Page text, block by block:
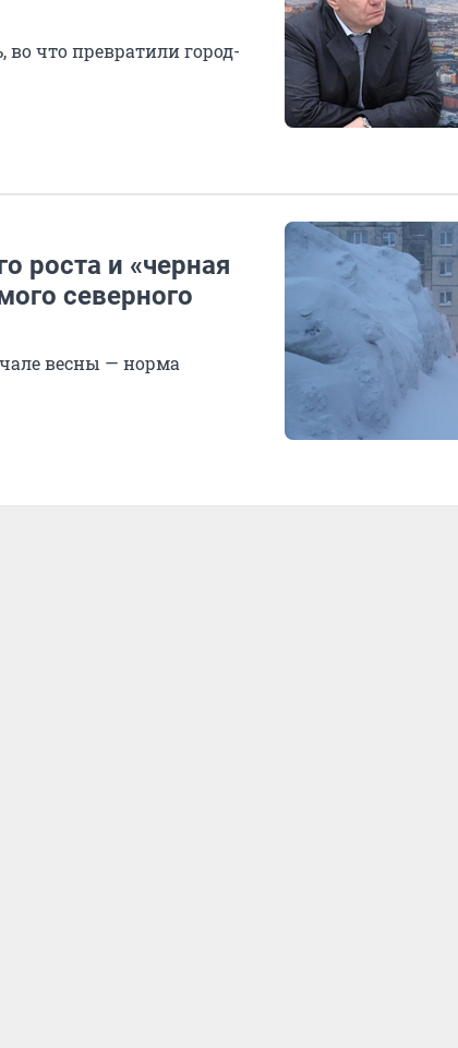
что превратили город-
роста и «черная
северного
весны — норма